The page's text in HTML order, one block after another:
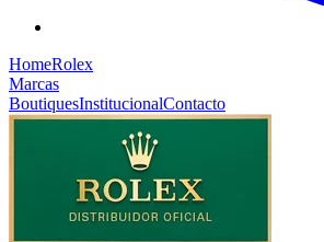
HomeRolex
Marcas
BoutiquesInstitucionalContacto